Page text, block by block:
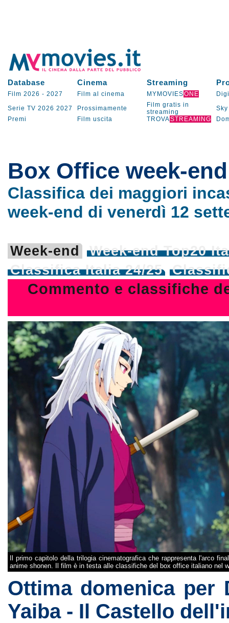
Database Cinema Streaming
Film 2026 - 2027 Film al cinema MYMOVIESONE
Serie TV 2026 2027 Prossimamente
Film gratis in
streaming
Sky
Premi
Film uscita TROVASTREAMING
Box Office week-
Classifica dei maggiori
week-end di venerdì 12
Week-end
Week-end Top20
Classifica Italia 24/25
Commento e classifiche
Il primo capitolo della trilogia cinematografica che rappresenta l'arco
anime shonen. Il film è in testa alle classifiche del box office italiano nel
Ottima domenica per
Yaiba - Il Castello